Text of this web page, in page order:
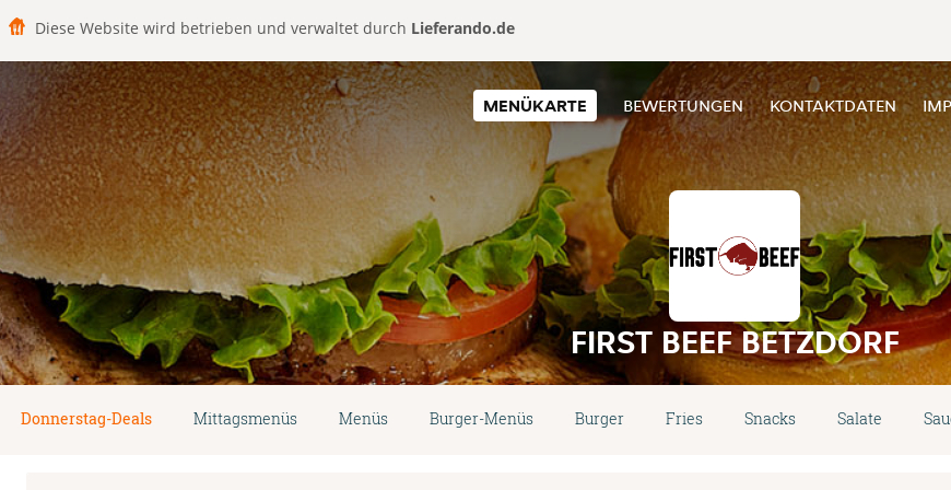
Diese Website wird betrieben und verwaltet durch Lieferando.de
MENÜKARTE BEWERTUNGEN KONTAKTDATEN
FIRST BEEF BETZDORF
Donnerstag-Deals Mittagsmenüs Menüs Burger-Menüs Burger Fries Snacks Salate